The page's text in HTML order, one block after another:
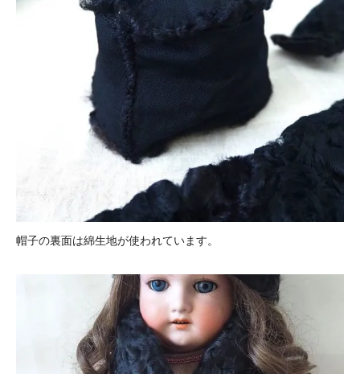
帽子の裏面は綿生地が使われています。